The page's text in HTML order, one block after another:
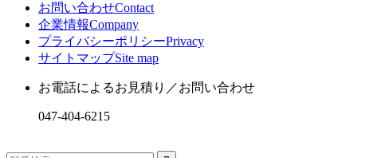
お問い合わせContact
企業情報Company
プライバシーポリシーPrivacy
サイトマップSite map
お電話によるお見積り／お問い合わせ
047-404-6215